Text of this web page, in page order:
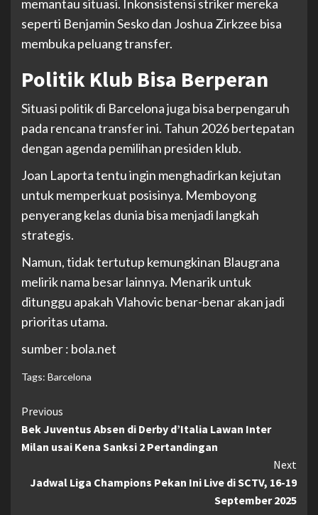
memantau situasi. Inkonsistensi striker mereka
seperti Benjamin Sesko dan Joshua Zirkzee bisa
membuka peluang transfer.
Politik Klub Bisa Berperan
Situasi politik di Barcelona juga bisa berpengaruh
pada rencana transfer ini. Tahun 2026 bertepatan
dengan agenda pemilihan presiden klub.
Joan Laporta tentu ingin menghadirkan kejutan
untuk memperkuat posisinya. Memboyong
penyerang kelas dunia bisa menjadi langkah
strategis.
Namun, tidak tertutup kemungkinan Blaugrana
melirik nama besar lainnya. Menarik untuk
ditunggu apakah Vlahovic benar-benar akan jadi
prioritas utama.
sumber : bola.net
Tags: Barcelona
Continue
Reading
Previous
Bek Juventus Absen di Derby d’Italia Lawan Inter
Milan usai Kena Sanksi 2 Pertandingan
Next
Jadwal Liga Champions Pekan Ini Live di SCTV, 16-19
September 2025